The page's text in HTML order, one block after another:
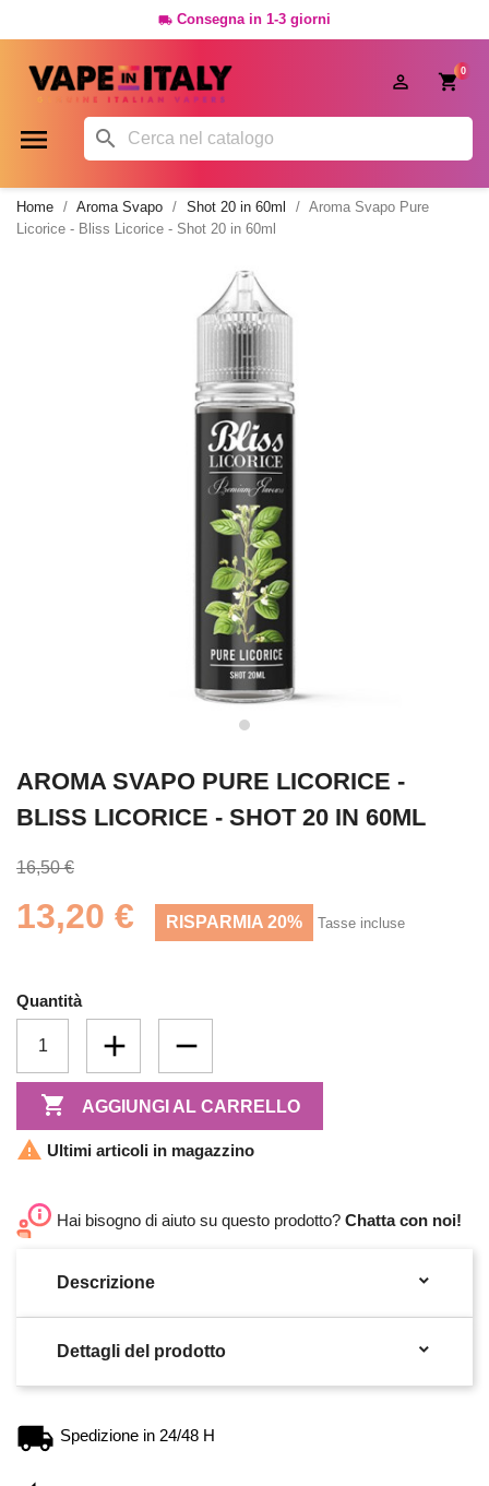
 Consegna in 1-3 giorni
0

 
Home Aroma Svapo Shot 20 in 60ml
Aroma Svapo Pure
Licorice - Bliss Licorice - Shot 20 in 60ml
AROMA SVAPO PURE LICORICE -
BLISS LICORICE - SHOT 20 IN 60ML
16,50 €
13,20 € RISPARMIA 20% Tasse incluse
Quantità
 AGGIUNGI AL CARRELLO
 Ultimi articoli in magazzino
Hai bisogno di aiuto su questo prodotto? Chatta con noi!
Descrizione 
Dettagli del prodotto 
Spedizione in 24/48 H